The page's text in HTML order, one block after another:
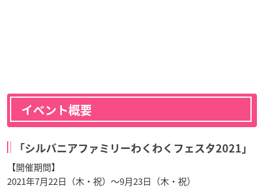
イベント概要
「シルバニアファミリーわくわくフェスタ2021」
【開催期間】
2021年7月22日（木・祝）～9月23日（木・祝）